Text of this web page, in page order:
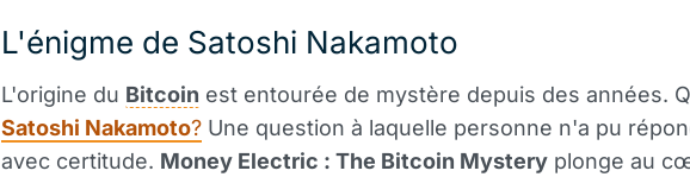
L'énigme de Satoshi Nakamoto
L'origine du Bitcoin est entourée de mystère depuis des années.
Satoshi Nakamoto? Une question à laquelle personne n'a pu
avec certitude. Money Electric : The Bitcoin Mystery plonge au